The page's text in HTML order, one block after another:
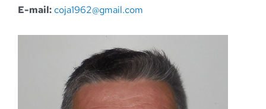
E-mail:coja1962@gmail.com